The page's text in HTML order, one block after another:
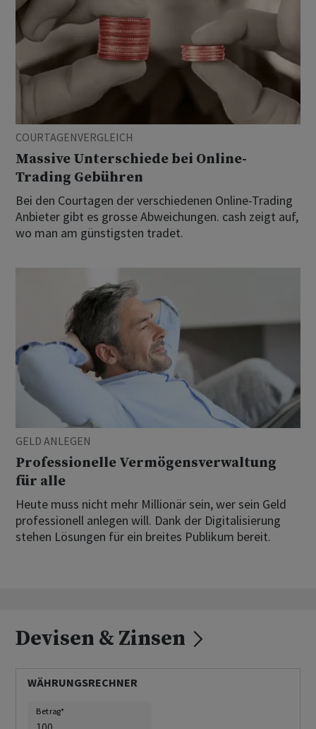
COURTAGENVERGLEICH
Massive Unterschiede bei Online-
Trading Gebühren
Bei den Courtagen der verschiedenen Online-Trading
Anbieter gibt es grosse Abweichungen. cash zeigt auf,
wo man am günstigsten tradet.
GELD ANLEGEN
Professionelle Vermögensverwaltung
für alle
Heute muss nicht mehr Millionär sein, wer sein Geld
professionell anlegen will. Dank der Digitalisierung
stehen Lösungen für ein breites Publikum bereit.
Devisen & Zinsen
WÄHRUNGSRECHNER
Betrag*